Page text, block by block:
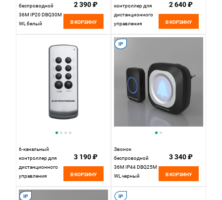
беспроводной
36M IP20 DBQ30M
WL белый
2 390 ₽
В КОРЗИНУ
контроллер для
дистанционного
управления
Elektrostandard
2 640 ₽
В КОРЗИНУ
6-канальный
контроллер для
дистанционного
управления
Elektrostandard
3 190 ₽
В КОРЗИНУ
IP
Звонок
беспроводной
36M IP44 DBQ25M
WL черный
3 340 ₽
В КОРЗИНУ
IP IP